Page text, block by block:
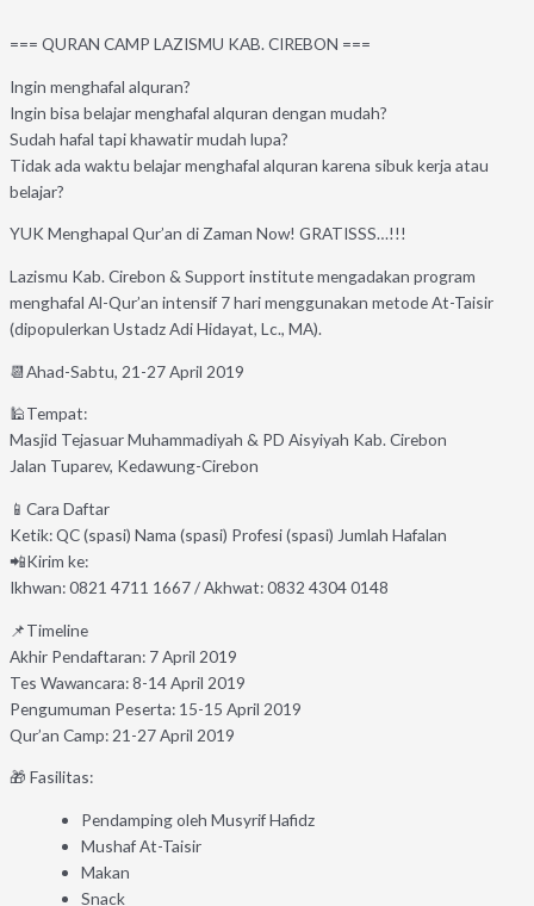
=== QURAN CAMP LAZISMU KAB. CIREBON ===
Ingin menghafal alquran?
Ingin bisa belajar menghafal alquran dengan mudah?
Sudah hafal tapi khawatir mudah lupa?
Tidak ada waktu belajar menghafal alquran karena sibuk kerja atau
belajar?
YUK Menghapal Qur’an di Zaman Now! GRATISSS…!!!
Lazismu Kab. Cirebon & Support institute mengadakan program
menghafal Al-Qur’an intensif 7 hari menggunakan metode At-Taisir
(dipopulerkan Ustadz Adi Hidayat, Lc., MA).
📆Ahad-Sabtu, 21-27 April 2019
🕌Tempat:
Masjid Tejasuar Muhammadiyah & PD Aisyiyah Kab. Cirebon
Jalan Tuparev, Kedawung-Cirebon
📱Cara Daftar
Ketik: QC (spasi) Nama (spasi) Profesi (spasi) Jumlah Hafalan
📲Kirim ke:
Ikhwan: 0821 4711 1667 / Akhwat: 0832 4304 0148
📌Timeline
Akhir Pendaftaran: 7 April 2019
Tes Wawancara: 8-14 April 2019
Pengumuman Peserta: 15-15 April 2019
Qur’an Camp: 21-27 April 2019
🎁 Fasilitas:
Pendamping oleh Musyrif Hafidz
Mushaf At-Taisir
Makan
Snack